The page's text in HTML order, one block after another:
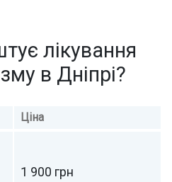
лікування
в Дніпрі?
Ціна
1 900 грн